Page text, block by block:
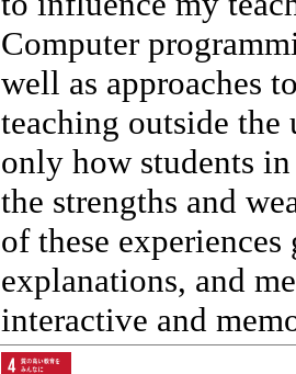
Computer
well as approaches
teaching outside
only how students
the strengths and
of these
explanations, and
interactive and